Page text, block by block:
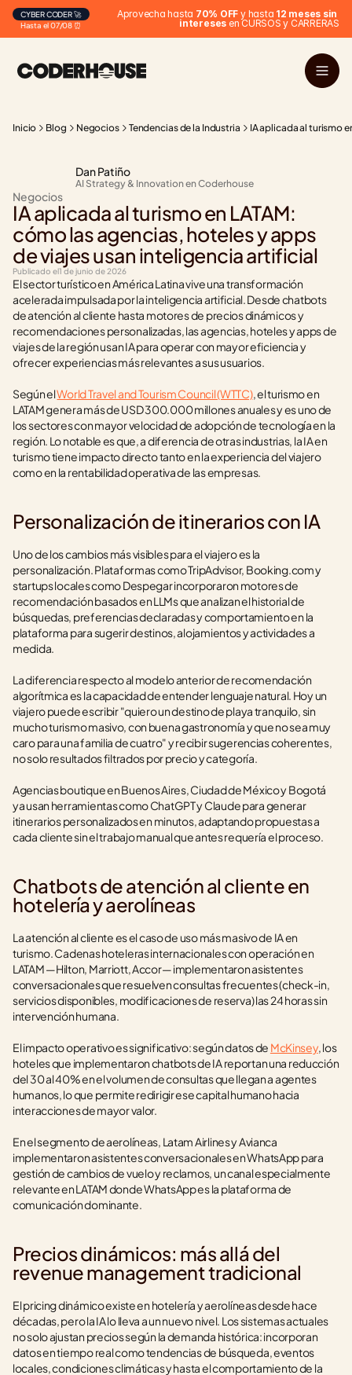
Hasta el 07/08 ⏰
CYBER CODER 🚀 Aprovecha hasta 70% OFF y hasta 12 meses sin
intereses en CURSOS y CARRERAS
Inicio Blog Negocios Tendencias de la Industria IA aplicada al turismo
Dan Patiño
AI Strategy & Innovation en Coderhouse
Negocios
IA aplicada al turismo en LATAM:
cómo las agencias, hoteles y apps
de viajes usan inteligencia artificial
Publicado el1 de junio de 2026
El sector turístico en América Latina vive una transformación
acelerada impulsada por la inteligencia artificial. Desde chatbots
de atención al cliente hasta motores de precios dinámicos y
recomendaciones personalizadas, las agencias, hoteles y apps de
viajes de la región usan IA para operar con mayor eficiencia y
ofrecer experiencias más relevantes a sus usuarios.
Según el World Travel and Tourism Council (WTTC), el turismo en
LATAM genera más de USD 300.000 millones anuales y es uno de
los sectores con mayor velocidad de adopción de tecnología en la
región. Lo notable es que, a diferencia de otras industrias, la IA en
turismo tiene impacto directo tanto en la experiencia del viajero
como en la rentabilidad operativa de las empresas.
Personalización de itinerarios con IA
Uno de los cambios más visibles para el viajero es la
personalización. Plataformas como TripAdvisor, Booking.com y
startups locales como Despegar incorporaron motores de
recomendación basados en LLMs que analizan el historial de
búsquedas, preferencias declaradas y comportamiento en la
plataforma para sugerir destinos, alojamientos y actividades a
medida.
La diferencia respecto al modelo anterior de recomendación
algorítmica es la capacidad de entender lenguaje natural. Hoy un
viajero puede escribir "quiero un destino de playa tranquilo, sin
mucho turismo masivo, con buena gastronomía y que no sea muy
caro para una familia de cuatro" y recibir sugerencias coherentes,
no solo resultados filtrados por precio y categoría.
Agencias boutique en Buenos Aires, Ciudad de México y Bogotá
ya usan herramientas como ChatGPT y Claude para generar
itinerarios personalizados en minutos, adaptando propuestas a
cada cliente sin el trabajo manual que antes requería el proceso.
Chatbots de atención al cliente en
hotelería y aerolíneas
La atención al cliente es el caso de uso más masivo de IA en
turismo. Cadenas hoteleras internacionales con operación en
LATAM —Hilton, Marriott, Accor— implementaron asistentes
conversacionales que resuelven consultas frecuentes (check-in,
servicios disponibles, modificaciones de reserva) las 24 horas sin
intervención humana.
El impacto operativo es significativo: según datos de McKinsey, los
hoteles que implementaron chatbots de IA reportan una reducción
del 30 al 40% en el volumen de consultas que llegan a agentes
humanos, lo que permite redirigir ese capital humano hacia
interacciones de mayor valor.
En el segmento de aerolíneas, Latam Airlines y Avianca
implementaron asistentes conversacionales en WhatsApp para
gestión de cambios de vuelo y reclamos, un canal especialmente
relevante en LATAM donde WhatsApp es la plataforma de
comunicación dominante.
Precios dinámicos: más allá del
revenue management tradicional
El pricing dinámico existe en hotelería y aerolíneas desde hace
décadas, pero la IA lo lleva a un nuevo nivel. Los sistemas actuales
no solo ajustan precios según la demanda histórica: incorporan
datos en tiempo real como tendencias de búsqueda, eventos
locales, condiciones climáticas y hasta el comportamiento de la